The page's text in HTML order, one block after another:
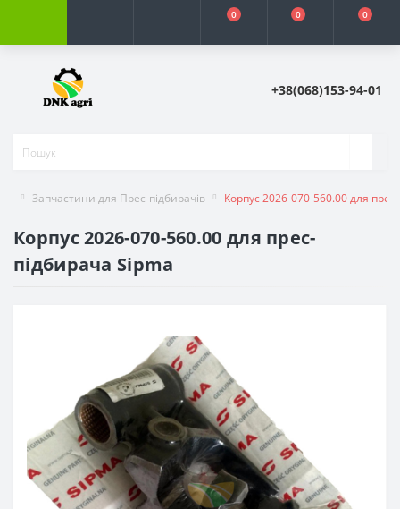
0 0 0
+38(068)153-94-01
Запчастини для Прес-підбирачів Корпус 2026-070-560.00 для
Корпус 2026-070-560.00 для прес-
підбирача Sipma